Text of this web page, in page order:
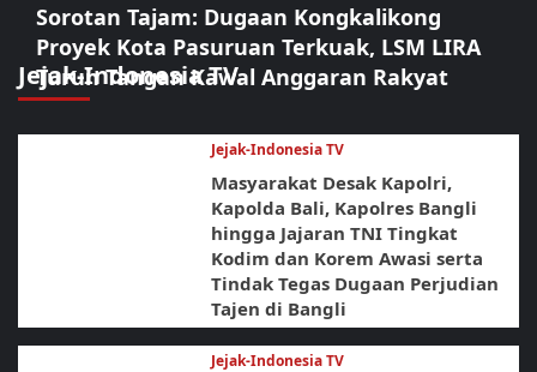
Jejak-Indonesia TV
Sorotan Tajam: Dugaan Kongkalikong
Proyek Kota Pasuruan Terkuak, LSM LIRA
Turun Tangan Kawal Anggaran Rakyat
Jejak-Indonesia TV
Masyarakat Desak Kapolri,
Kapolda Bali, Kapolres Bangli
hingga Jajaran TNI Tingkat
Kodim dan Korem Awasi serta
Tindak Tegas Dugaan Perjudian
Tajen di Bangli
Jejak-Indonesia TV